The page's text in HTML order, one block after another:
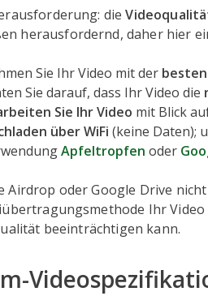
die
herausfordernd, daher hier
Sie Ihr Video mit der
Sie darauf, dass Ihr Video die
Sie Ihr Video mit Blick
über WiFi (keine Daten);
Apfeltropfen oder
Airdrop oder Google Drive
Ihr Video
beeinträchtigen kann.